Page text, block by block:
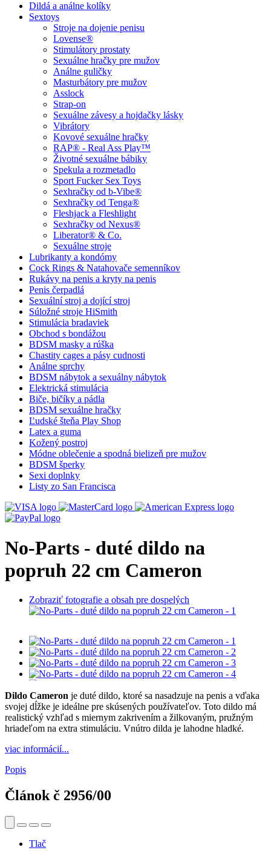
Dildá a análne kolíky
Sextoys
Stroje na dojenie penisu
Lovense®
Stimulátory prostaty
Sexuálne hračky pre mužov
Análne guličky
Masturbátory pre mužov
Asslock
Strap-on
Sexuálne závesy a hojdačky lásky
Vibrátory
Kovové sexuálne hračky
RAP® - Real Ass Play™
Životné sexuálne bábiky
Spekula a rozmetadlo
Sport Fucker Sex Toys
Sexhračky od b-Vibe®
Sexhračky od Tenga®
Fleshjack a Fleshlight
Sexhračky od Nexus®
Liberator® & Co.
Sexuálne stroje
Lubrikanty a kondómy
Cock Rings & Natahovače semenníkov
Rukávy na penis a kryty na penis
Penis čerpadlá
Sexuální stroj a dojící stroj
Súložné stroje HiSmith
Stimulácia bradaviek
Obchod s bondážou
BDSM masky a rúška
Chastity cages a pásy cudnosti
Análne sprchy
BDSM nábytok a sexuálny nábytok
Elektrická stimulácia
Biče, bičíky a pádla
BDSM sexuálne hračky
Ľudské šteňa Play Shop
Latex a guma
Kožený postroj
Módne oblečenie a spodná bielizeň pre mužov
BDSM šperky
Sexi doplnky
Listy zo San Francisca
No-Parts - duté dildo na
popruh 22 cm Cameron
Zobraziť fotografie a obsah pre dospelých
Dildo Cameron je duté dildo, ktoré sa nasadzuje na penis a vďaka
svojej dĺžke je ideálne pre skúsených používateľov. Toto dildo má
realistický vzhľad s miernym zakrivením a žilkovaným, pružným
hriadeľom na extra stimuláciu. Vnútro dilda je lahodne hladké.
viac informácií...
Popis
Článok č 2956/00
Tlač